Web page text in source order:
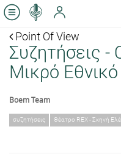
Point Of View
Συζητήσεις -
Μικρό Εθνικό
Boem Team
συζητήσεις Θέατρο REX - Σκηνή